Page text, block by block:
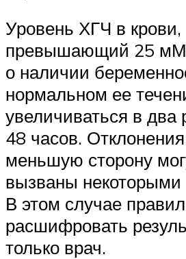
Уровень ХГЧ в крови,
превышающий 25
о наличии
нормальном ее
увеличиваться в два
48 часов.
меньшую сторону
вызваны некоторыми
В этом случае
расшифровать
только врач.